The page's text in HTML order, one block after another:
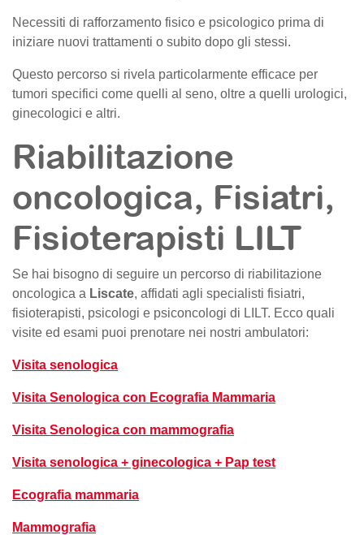
Necessiti di rafforzamento fisico e psicologico prima di
iniziare nuovi trattamenti o subito dopo gli stessi.
Questo percorso si rivela particolarmente efficace per
tumori specifici come quelli al seno, oltre a quelli urologici,
ginecologici e altri.
Riabilitazione
oncologica, Fisiatri,
Fisioterapisti LILT
Se hai bisogno di seguire un percorso di riabilitazione
oncologica a Liscate, affidati agli specialisti fisiatri,
fisioterapisti, psicologi e psiconcologi di LILT. Ecco quali
visite ed esami puoi prenotare nei nostri ambulatori:
Visita senologica
Visita Senologica con Ecografia Mammaria
Visita Senologica con mammografia
Visita senologica + ginecologica + Pap test
Ecografia mammaria
Mammografia